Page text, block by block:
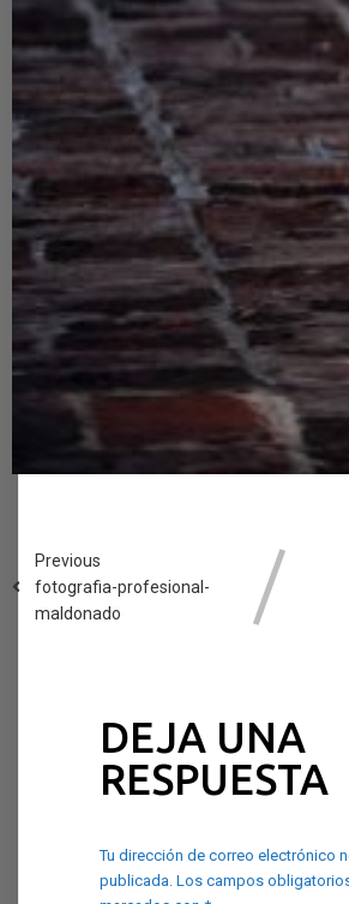
Previous
fotografia-profesional-
maldonado
DEJA UNA
RESPUESTA
Tu dirección de correo electrónico
publicada. Los campos